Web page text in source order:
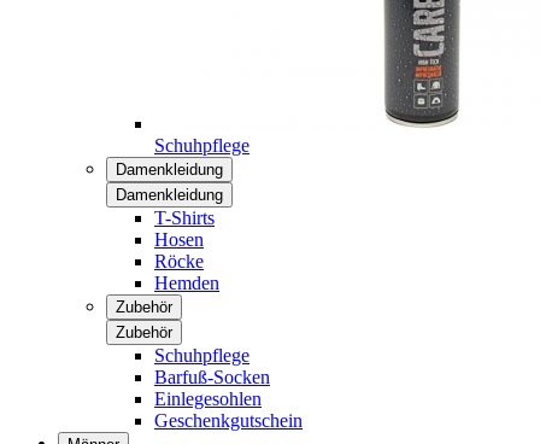
Schuhpflege
Damenkleidung
Damenkleidung
T-Shirts
Hosen
Röcke
Hemden
Zubehör
Zubehör
Schuhpflege
Barfuß-Socken
Einlegesohlen
Geschenkgutschein